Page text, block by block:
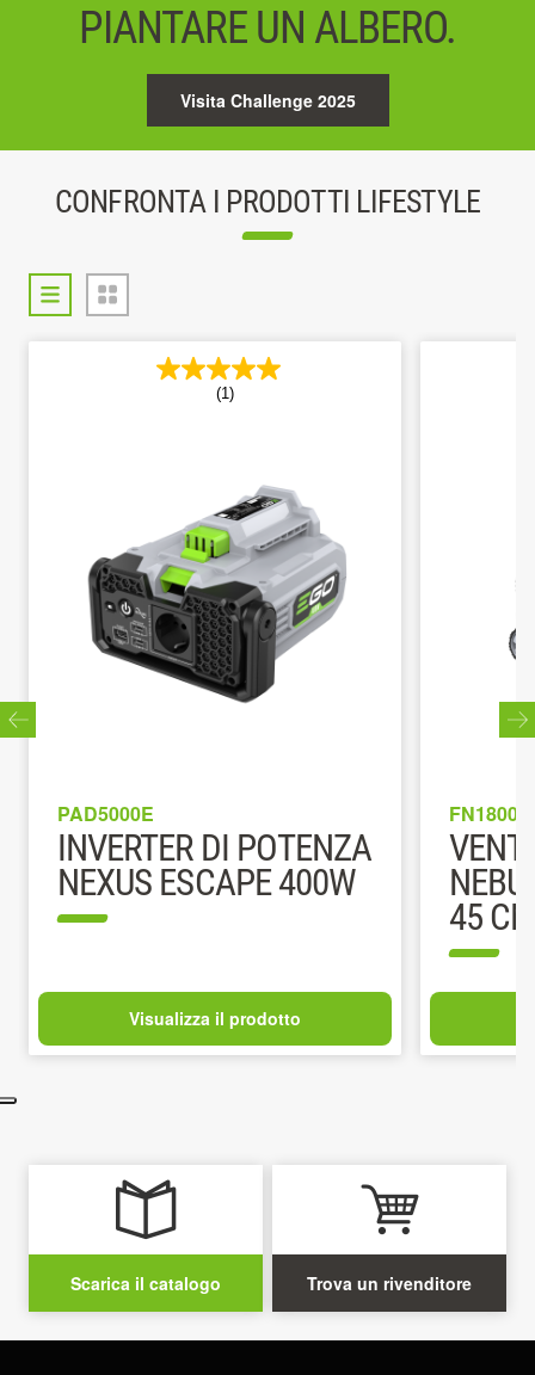
PIANTARE UN ALBERO.
Visita Challenge 2025
CONFRONTA I PRODOTTI LIFESTYLE
(1)
PAD5000E
INVERTER DI POTENZA
NEXUS ESCAPE 400W
Visualizza il prodotto
FN1800E
45
Scarica il catalogo Trova un rivenditore